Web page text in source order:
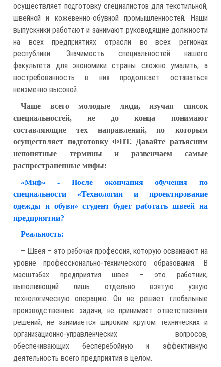
осуществляет подготовку специалистов для текстильной,
швейной и кожевенно-обувной промышленностей. Наши
выпускники работают и занимают руководящие должности
на всех предприятиях отрасли во всех регионах
республики. Значимость специальностей нашего
факультета для экономики страны сложно умалить, а
востребованность в них продолжает оставаться
неизменно высокой.
Чаще всего молодые люди, изучая список
специальностей, не до конца понимают
составляющие тех направлений, по которым
осуществляет подготовку ФПТ. Давайте разъясним
непонятные термины и развенчаем самые
распространенные мифы:
«Миф» - После окончания обучения по
специальности «Технологии и проектирование
одежды и обуви» студент будет работать швеей на
предприятии?
Реальность:
– Швея – это рабочая профессия, которую осваивают на
уровне профессионально-технического образования. В
масштабах предприятия швея – это работник,
выполняющий лишь отдельно взятую узкую
технологическую операцию. Он не решает глобальные
производственные задачи, не принимает ответственных
решений, не занимается широким кругом технических и
организационно-управленческих вопросов,
обеспечивающих бесперебойную и эффективную
деятельность всего предприятия в целом.